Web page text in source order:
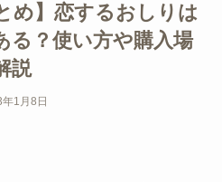
め】恋するおしりは
る？使い方や購入場
説
1月8日